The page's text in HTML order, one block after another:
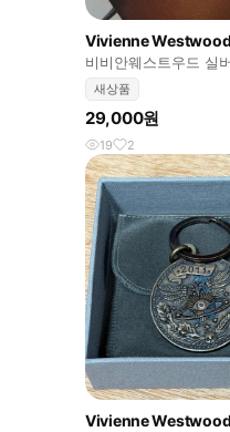
Vivienne Westwood
비비안웨스트우드 실
브로치
새상품
29,000원
19 2
Vivienne Westwood